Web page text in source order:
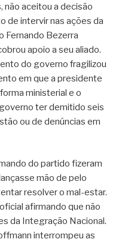
não aceitou a decisão
de intervir nas ações da
Fernando Bezerra
apoio a seu aliado.
do governo fragilizou
em que a presidente
ministerial e o
ter demitido seis
ou de denúncias em
do partido fizeram
mão de pelo
resolver o mal-estar.
afirmando que não
da Integração Nacional.
interrompeu as